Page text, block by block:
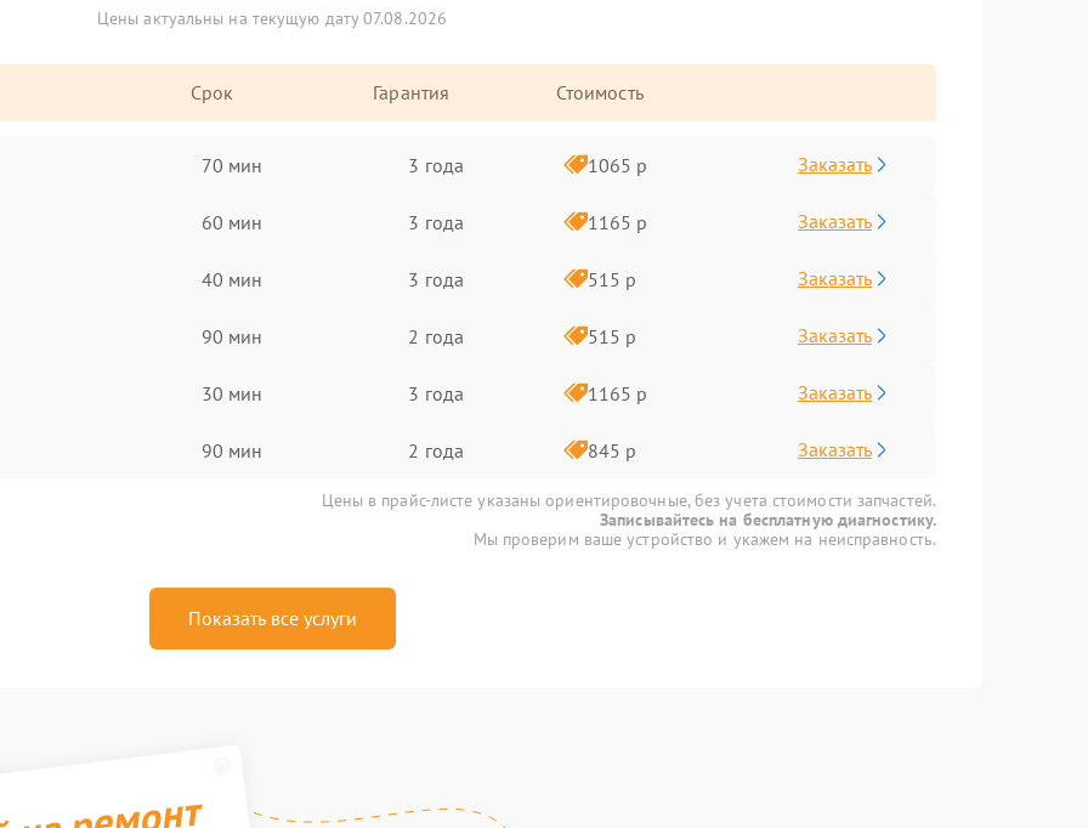
Цены актуальны на текущую дату 07.08.2026
Срок Гарантия Стоимость
70 мин 3 года 1065 р Заказать
60 мин 3 года 1165 р Заказать
40 мин 3 года 515 р Заказать
90 мин 2 года 515 р Заказать
30 мин 3 года 1165 р Заказать
90 мин 2 года 845 р Заказать
Цены в прайс-листе указаны ориентировочные, без учета стоимости запчастей.
Записывайтесь на бесплатную диагностику.
Мы проверим ваше устройство и укажем на неисправность.
Показать все услуги